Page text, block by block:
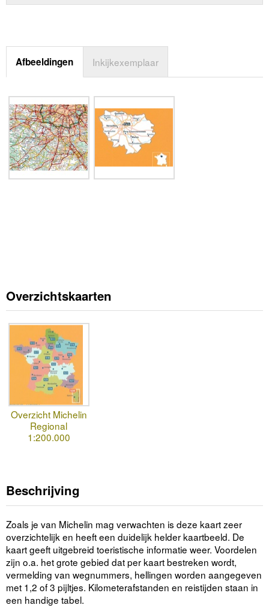
Afbeeldingen Inkijkexemplaar
Overzichtskaarten
Overzicht Michelin
Regional
1:200.000
Beschrijving
Zoals je van Michelin mag verwachten is deze kaart zeer
overzichtelijk en heeft een duidelijk helder kaartbeeld. De
kaart geeft uitgebreid toeristische informatie weer. Voordelen
zijn o.a. het grote gebied dat per kaart bestreken wordt,
vermelding van wegnummers, hellingen worden aangegeven
met 1,2 of 3 pijltjes. Kilometerafstanden en reistijden staan in
een handige tabel.